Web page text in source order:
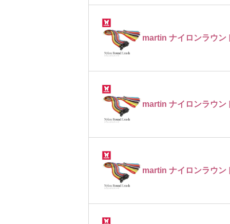
martin ナイロンラウン
martin ナイロンラウン
martin ナイロンラウン